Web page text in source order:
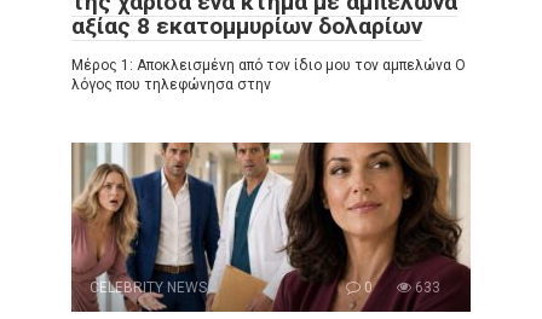
αξίας 8 εκατομμυρίων δολαρίων
Μέρος 1: Αποκλεισμένη από τον ίδιο μου τον αμπελώνα Ο
λόγος που τηλεφώνησα στην
CELEBRITY NEWS 0 633